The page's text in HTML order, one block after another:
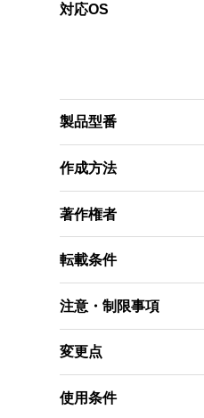
対応OS
製品型番
作成方法
著作権者
転載条件
注意・制限事項
変更点
使用条件